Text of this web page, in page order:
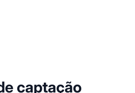
captação